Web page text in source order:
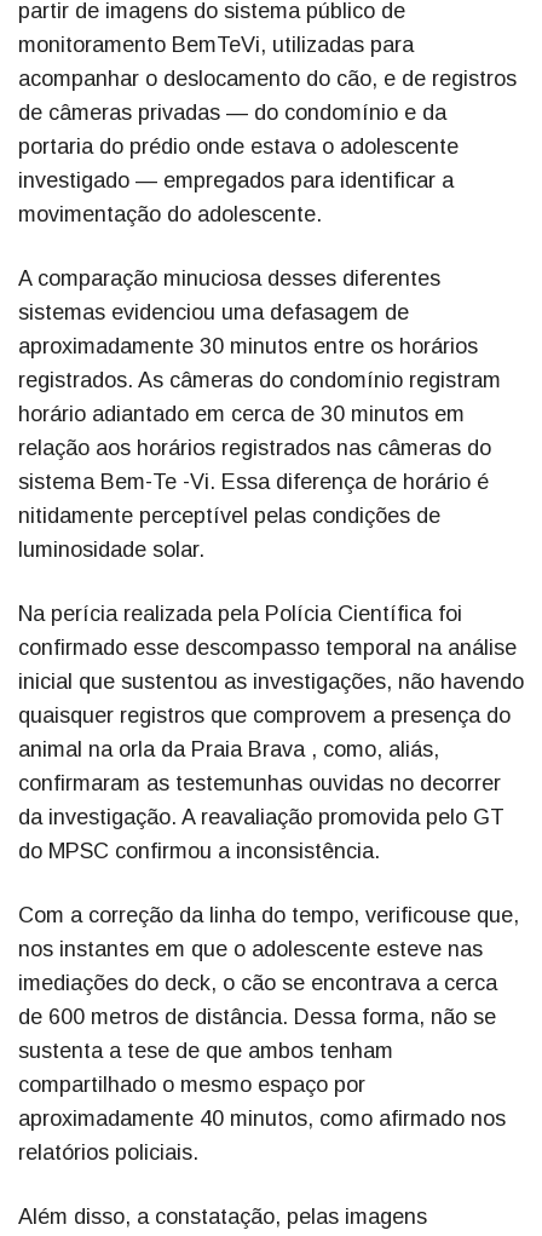
partir de imagens do sistema público de
monitoramento BemTeVi, utilizadas para
acompanhar o deslocamento do cão, e de registros
de câmeras privadas — do condomínio e da
portaria do prédio onde estava o adolescente
investigado — empregados para identificar a
movimentação do adolescente.
A comparação minuciosa desses diferentes
sistemas evidenciou uma defasagem de
aproximadamente 30 minutos entre os horários
registrados. As câmeras do condomínio registram
horário adiantado em cerca de 30 minutos em
relação aos horários registrados nas câmeras do
sistema Bem-Te -Vi. Essa diferença de horário é
nitidamente perceptível pelas condições de
luminosidade solar.
Na perícia realizada pela Polícia Científica foi
confirmado esse descompasso temporal na análise
inicial que sustentou as investigações, não havendo
quaisquer registros que comprovem a presença do
animal na orla da Praia Brava , como, aliás,
confirmaram as testemunhas ouvidas no decorrer
da investigação. A reavaliação promovida pelo GT
do MPSC confirmou a inconsistência.
Com a correção da linha do tempo, verificouse que,
nos instantes em que o adolescente esteve nas
imediações do deck, o cão se encontrava a cerca
de 600 metros de distância. Dessa forma, não se
sustenta a tese de que ambos tenham
compartilhado o mesmo espaço por
aproximadamente 40 minutos, como afirmado nos
relatórios policiais.
Além disso, a constatação, pelas imagens